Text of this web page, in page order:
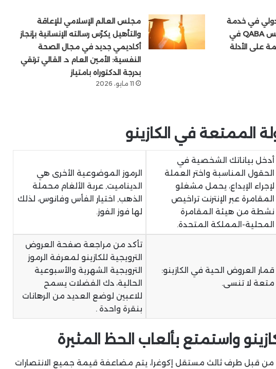
في خدمة
الدمج الفعّال، دور مجلس QABA في
على الأدلة
مجلس العالم الإسلامي للإعاقة
والتأهيل يكرّس رسالته الإنسانية بإنجاز
أكاديمي جديد في مجال الصحة
النفسية: الأمين العام د. القالي ترتقي
بدرجة الدكتوراه بامتياز
11 مايو، 2026
الممتعة في الكازينو
أدخل بياناتك الشخصية في
الحقول المناسبة واختر العملة
لإجراء الإيداع، يحمل مشغلو
المقامرة عبر الإنترنت تراخيص
نشطة من هيئة المقامرة
المحلية-المملكة المتحدة.
الرموز الموضوعية الأخرى هي
الديناميت, عربة الألغام محملة
الذهب, اختيار الفأس وفانوس، لذلك
لها فوز الفوز.
قمار العروض الحية في الكازينو:
متعة لا تنسى.
تأكد من مراجعة صفحة العروض
الترويجية للكازينو لمعرفة الرموز
الترويجية الشهرية والأسبوعية
الحالية، دك الفضلات يسمح
للاعبين لوضع العديد من الرهانات
بنقرة واحدة .
واستمتع بألعاب الحظ المثيرة
كازينو المملكة 100% آمنة من قبل طرف ثالث مستقل إكوغرا، يتم مضاعفة قيمة جميع الانتصارات